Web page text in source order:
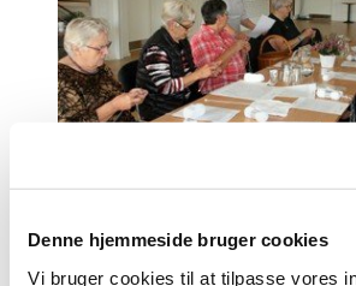
Denne hjemmeside bruger cookies
Vi bruger cookies til at tilpasse vores
Dåbsklude - hvad er det?
Over 350 kirker er begyndt at bruge